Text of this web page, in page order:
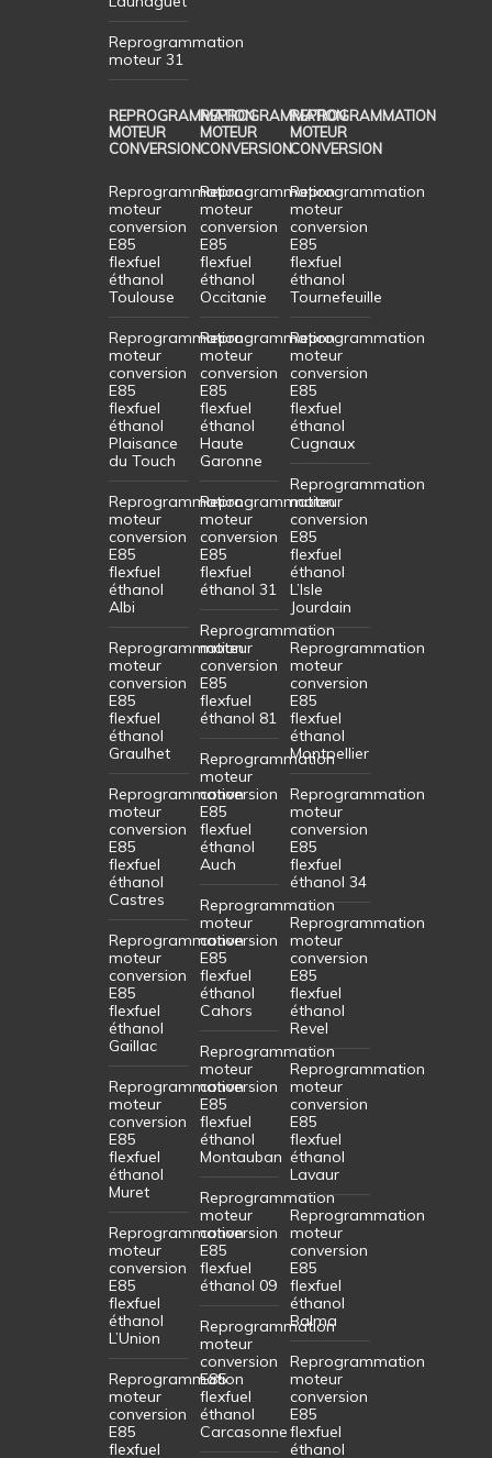
Reprogrammation
moteur 31
REPROGRAMMATION
MOTEUR
CONVERSION
Reprogrammation
moteur
conversion
E85
flexfuel
éthanol
Toulouse
Reprogrammation
moteur
conversion
E85
flexfuel
éthanol
Plaisance
du Touch
Reprogrammation
moteur
conversion
E85
flexfuel
éthanol
Albi
Reprogrammation
moteur
conversion
E85
flexfuel
éthanol
Graulhet
Reprogrammation
moteur
conversion
E85
flexfuel
éthanol
Castres
Reprogrammation
moteur
conversion
E85
flexfuel
éthanol
Gaillac
Reprogrammation
moteur
conversion
E85
flexfuel
éthanol
Muret
Reprogrammation
moteur
conversion
E85
flexfuel
éthanol
L’Union
Reprogrammation
moteur
conversion
E85
flexfuel
REPROGRAMMATION
MOTEUR
CONVERSION
Reprogrammation
moteur
conversion
E85
flexfuel
éthanol
Occitanie
Reprogrammation
moteur
conversion
E85
flexfuel
éthanol
Haute
Garonne
Reprogrammation
moteur
conversion
E85
flexfuel
éthanol 31
Reprogrammation
moteur
conversion
E85
flexfuel
éthanol 81
Reprogrammation
moteur
conversion
E85
flexfuel
éthanol
Auch
Reprogrammation
moteur
conversion
E85
flexfuel
éthanol
Cahors
Reprogrammation
moteur
conversion
E85
flexfuel
éthanol
Montauban
Reprogrammation
moteur
conversion
E85
flexfuel
éthanol 09
Reprogrammation
moteur
conversion
E85
flexfuel
éthanol
Carcasonne
REPROGRAMMATION
MOTEUR
CONVERSION
Reprogrammation
moteur
conversion
E85
flexfuel
éthanol
Tournefeuille
Reprogrammation
moteur
conversion
E85
flexfuel
éthanol
Cugnaux
Reprogrammation
moteur
conversion
E85
flexfuel
éthanol
L’Isle
Jourdain
Reprogrammation
moteur
conversion
E85
flexfuel
éthanol
Montpellier
Reprogrammation
moteur
conversion
E85
flexfuel
éthanol 34
Reprogrammation
moteur
conversion
E85
flexfuel
éthanol
Revel
Reprogrammation
moteur
conversion
E85
flexfuel
éthanol
Lavaur
Reprogrammation
moteur
conversion
E85
flexfuel
éthanol
Balma
Reprogrammation
moteur
conversion
E85
flexfuel
éthanol